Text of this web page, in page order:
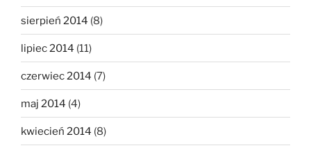
sierpień 2014 (8)
lipiec 2014 (11)
czerwiec 2014 (7)
maj 2014 (4)
kwiecień 2014 (8)